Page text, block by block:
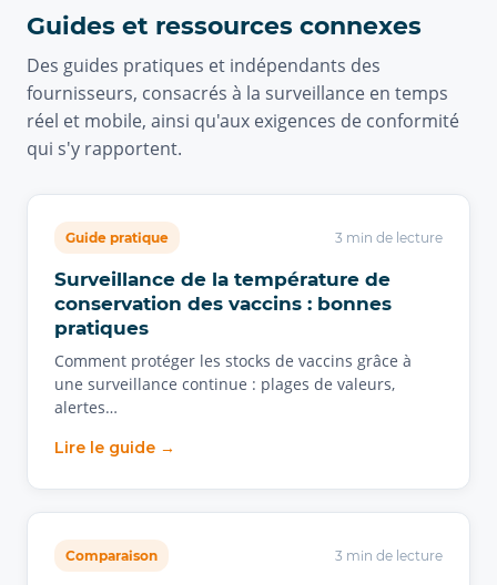
Guides et ressources connexes
Des guides pratiques et indépendants des
fournisseurs, consacrés à la surveillance en temps
réel et mobile, ainsi qu'aux exigences de conformité
qui s'y rapportent.
Guide pratique 3 min de lecture
Surveillance de la température de
conservation des vaccins : bonnes
pratiques
Comment protéger les stocks de vaccins grâce à
une surveillance continue : plages de valeurs,
alertes…
Lire le guide →
Comparaison 3 min de lecture